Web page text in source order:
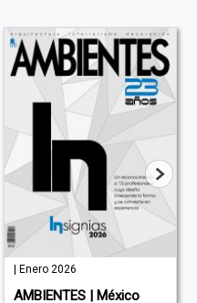
| Enero 2026
AMBIENTES | México